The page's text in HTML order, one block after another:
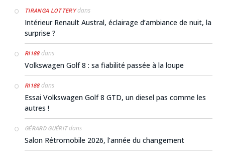
TIRANGA LOTTERYdans
Intérieur Renault Austral, éclairage d’ambiance de nuit, la
surprise ?
RI188dans
Volkswagen Golf 8 : sa fiabilité passée à la loupe
RI188dans
Essai Volkswagen Golf 8 GTD, un diesel pas comme les
autres !
GÉRARD GUÉRITdans
Salon Rétromobile 2026, l’année du changement